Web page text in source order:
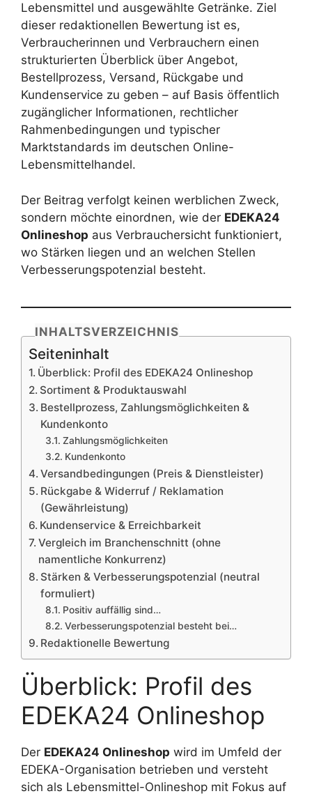
Lebensmittel und ausgewählte Getränke. Ziel
dieser redaktionellen Bewertung ist es,
Verbraucherinnen und Verbrauchern einen
strukturierten Überblick über Angebot,
Bestellprozess, Versand, Rückgabe und
Kundenservice zu geben – auf Basis öffentlich
zugänglicher Informationen, rechtlicher
Rahmenbedingungen und typischer
Marktstandards im deutschen Online-
Lebensmittelhandel.
Der Beitrag verfolgt keinen werblichen Zweck,
sondern möchte einordnen, wie der EDEKA24
Onlineshop aus Verbrauchersicht funktioniert,
wo Stärken liegen und an welchen Stellen
Verbesserungspotenzial besteht.
INHALTSVERZEICHNIS
Seiteninhalt
Überblick: Profil des EDEKA24 Onlineshop
Sortiment & Produktauswahl
Bestellprozess, Zahlungsmöglichkeiten &
Kundenkonto
Zahlungsmöglichkeiten
Kundenkonto
Versandbedingungen (Preis & Dienstleister)
Rückgabe & Widerruf / Reklamation
(Gewährleistung)
Kundenservice & Erreichbarkeit
Vergleich im Branchenschnitt (ohne
namentliche Konkurrenz)
Stärken & Verbesserungspotenzial (neutral
formuliert)
Positiv auffällig sind…
Verbesserungspotenzial besteht bei…
Redaktionelle Bewertung
Überblick: Profil des
EDEKA24 Onlineshop
Der EDEKA24 Onlineshop wird im Umfeld der
EDEKA-Organisation betrieben und versteht
sich als Lebensmittel-Onlineshop mit Fokus auf